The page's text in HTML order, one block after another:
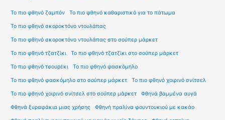
Το πιο φθηνό ζαμπόν Το πιο φθηνό καθαριστικό για το πάτωμα
Το πιο φθηνό σκοροκτόνο ντουλάπας
Το πιο φθηνό σκοροκτόνο ντουλάπας στο σούπερ μάρκετ
Το πιο φθηνό τζατζίκι Το πιο φθηνό τζατζίκι στο σούπερ μάρκετ
Το πιο φθηνό τσουρέκι Το πιο φθηνό φασκόμηλο
Το πιο φθηνό φασκόμηλο στο σούπερ μάρκετ Το πιο φθηνό χοιρινό σνίτσελ
Το πιο φθηνό χοιρινό σνίτσελ στο σούπερ μάρκετ Φθηνά βαμμένα αυγά
Φθηνά ξυραφάκια μιας χρήσης Φθηνή πραλίνα φουντουκιού με κακάο